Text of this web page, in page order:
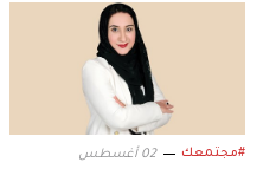
#مجتمعك 02 أغسطس